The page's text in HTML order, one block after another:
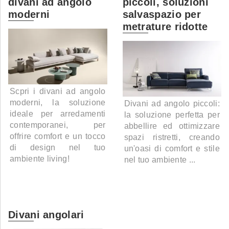
moderni
Scpri i divani ad angolo
moderni, la soluzione
ideale per arredamenti
contemporanei, per
offrire comfort e un tocco
di design nel tuo
ambiente living!
salvaspazio per
metrature ridotte
Divani ad angolo piccoli:
la soluzione perfetta per
abbellire ed ottimizzare
spazi ristretti, creando
un'oasi di comfort e stile
nel tuo ambiente ...
Divani angolari